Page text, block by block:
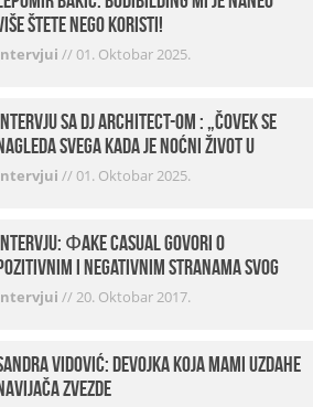
štete nego koristi!
//01. Oktobar 2025.
sa DJ Architect-om : „Čovek se
svega kada je noćni život u
U klubovima najmanje vidim
//01. Oktobar 2025.
Фake Casual govori o
i negativnim stranama svog
počecima, omiljenim mestima …
//20. Oktobar 2017.
Vidović: devojka koja mami uzdahe
Zvezde